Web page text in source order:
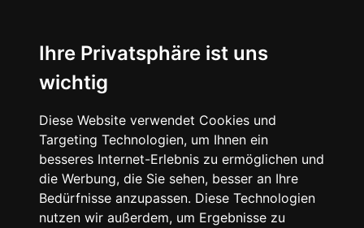
Ihre Privatsphäre ist uns
wichtig
Diese Website verwendet Cookies und
Targeting Technologien, um Ihnen ein
besseres Internet-Erlebnis zu ermöglichen und
die Werbung, die Sie sehen, besser an Ihre
Bedürfnisse anzupassen. Diese Technologien
nutzen wir außerdem, um Ergebnisse zu